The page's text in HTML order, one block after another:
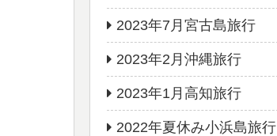
2023年7月宮古島旅行
2023年2月沖縄旅行
2023年1月高知旅行
2022年夏休み小浜島旅行